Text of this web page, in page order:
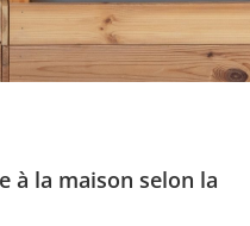
à la maison selon la